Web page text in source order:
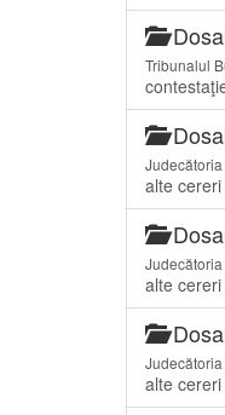
Tribunalul
alte
alte
alte